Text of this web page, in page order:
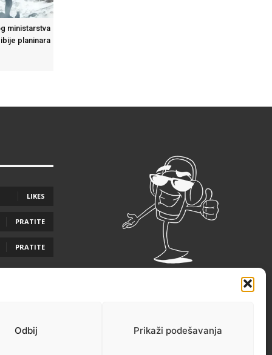
Odbij Prikaži podešavanja
ministarstva
planinara
LIKES
PRATITE
PRATITE